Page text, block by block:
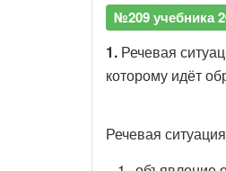
№209 учебника
1. Речевая
которому идёт
Речевая